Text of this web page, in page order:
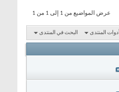
عرض المواضيع من 1 إلى 1 من 1
أدوات المنتدى البحث في المنتدى